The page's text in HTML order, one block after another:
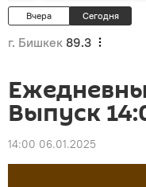
Вчера Сегодня
г. Бишкек 89.3
Выпуск
14:00 06.01.2025